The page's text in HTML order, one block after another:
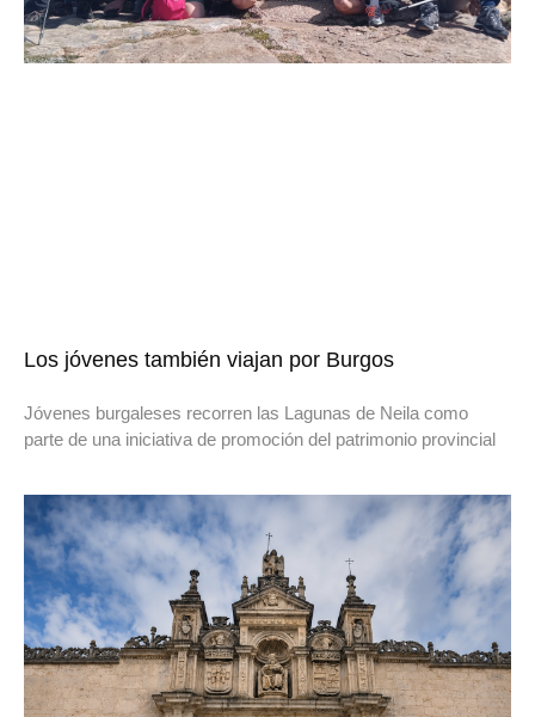
Los jóvenes también viajan por Burgos
Jóvenes burgaleses recorren las Lagunas de Neila como
parte de una iniciativa de promoción del patrimonio provincial